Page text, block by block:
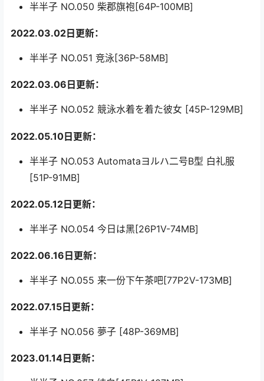
半半子 NO.050 柴郡旗袍[64P-100MB]
2022.03.02日更新：
半半子 NO.051 竞泳[36P-58MB]
2022.03.06日更新：
半半子 NO.052 競泳水着を着た彼女 [45P-129MB]
2022.05.10日更新：
半半子 NO.053 Automataヨルハ二号B型 白礼服
[51P-91MB]
2022.05.12日更新：
半半子 NO.054 今日は黑[26P1V-74MB]
2022.06.16日更新：
半半子 NO.055 来一份下午茶吧[77P2V-173MB]
2022.07.15日更新：
半半子 NO.056 夢子 [48P-369MB]
2023.01.14日更新：